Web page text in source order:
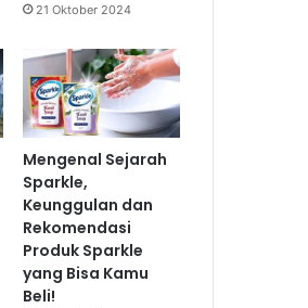
21 Oktober 2024
Mengenal Sejarah
Sparkle,
Keunggulan dan
Rekomendasi
Produk Sparkle
yang Bisa Kamu
Beli!